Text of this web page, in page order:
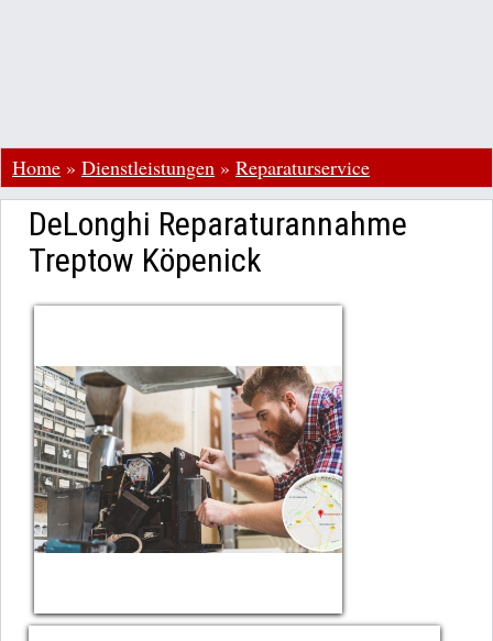
Home » Dienstleistungen » Reparaturservice
DeLonghi Reparaturannahme
Treptow Köpenick